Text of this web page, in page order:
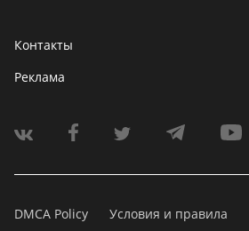
Контакты
Реклама
DMCA Policy Условия и правила